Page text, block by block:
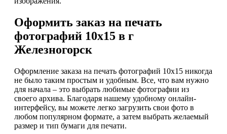
Оформить заказ на печать
фотографий 10х15 в г
Железногорск
Оформление заказа на печать фотографий 10х15 никогда
не было таким простым и удобным. Все, что вам нужно
для начала – это выбрать любимые фотографии из
своего архива. Благодаря нашему удобному онлайн-
интерфейсу, вы можете легко загрузить свои фото в
любом популярном формате, а затем выбрать желаемый
размер и тип бумаги для печати.